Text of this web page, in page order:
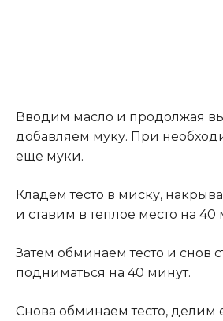
Вводим масло и продолжая
добавляем муку. При
еще муки.
Кладем тесто в миску,
и ставим в теплое место на 40
Затем обминаем тесто и снов
подниматься на 40 минут.
Снова обминаем тесто, делим